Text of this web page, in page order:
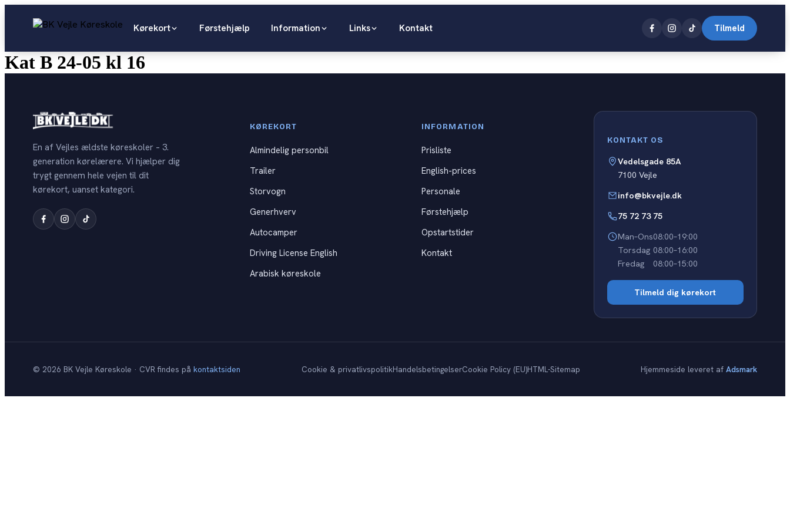
Kørekort Førstehjælp Information Links Kontakt Tilmeld
Kat B 24-05 kl 16
En af Vejles ældste køreskoler – 3.
generation kørelærere. Vi hjælper dig
trygt gennem hele vejen til dit
kørekort, uanset kategori.
KØREKORT
Almindelig personbil
Trailer
Storvogn
Generhverv
Autocamper
Driving License English
Arabisk køreskole
INFORMATION
Prisliste
English-prices
Personale
Førstehjælp
Opstartstider
Kontakt
KONTAKT OS
Vedelsgade 85A
7100 Vejle
info@bkvejle.dk
75 72 73 75
Man–Ons08:00–19:00
Torsdag 08:00–16:00
Fredag
08:00–15:00
Tilmeld dig kørekort
© 2026 BK Vejle Køreskole · CVR findes på kontaktsiden Cookie & privatlivspolitikHandelsbetingelserCookie Policy (EU)HTML-Sitemap Hjemmeside leveret af Adsmark